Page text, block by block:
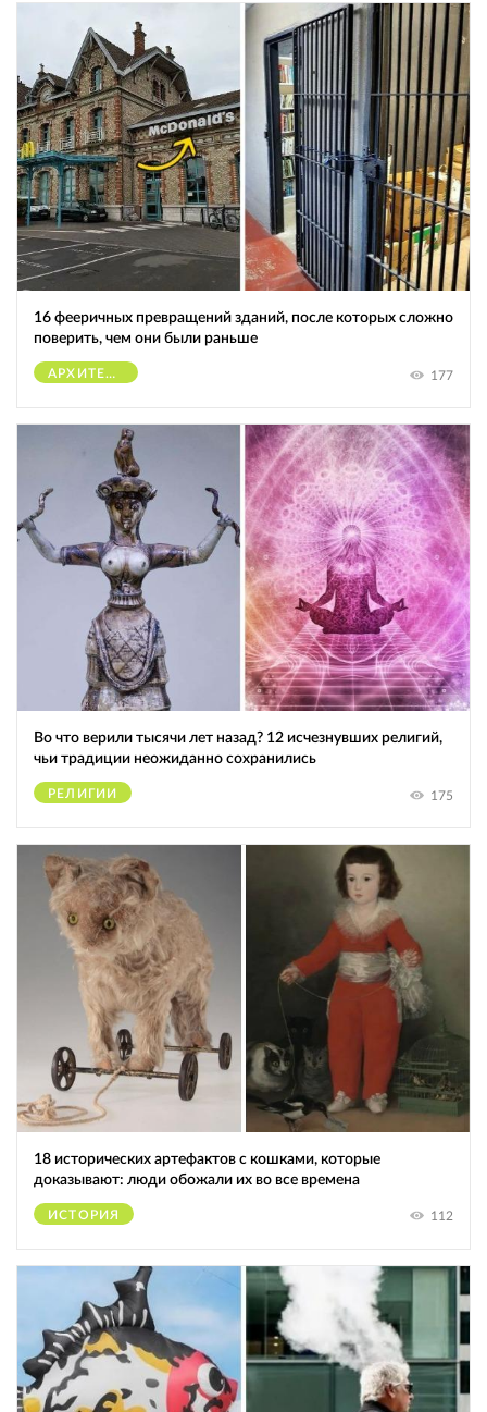
16 фееричных превращений зданий, после которых сложно
поверить, чем они были раньше
АРХИТЕКТУРА 177
Во что верили тысячи лет назад? 12 исчезнувших религий,
чьи традиции неожиданно сохранились
РЕЛИГИИ 175
18 исторических артефактов с кошками, которые
доказывают: люди обожали их во все времена
ИСТОРИЯ 112